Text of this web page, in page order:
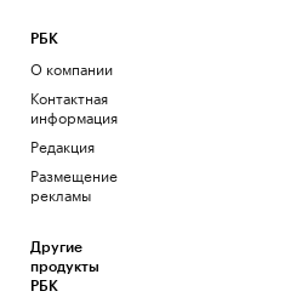
РБК
О компании
Контактная
информация
Редакция
Размещение
рекламы
Другие
продукты
РБК